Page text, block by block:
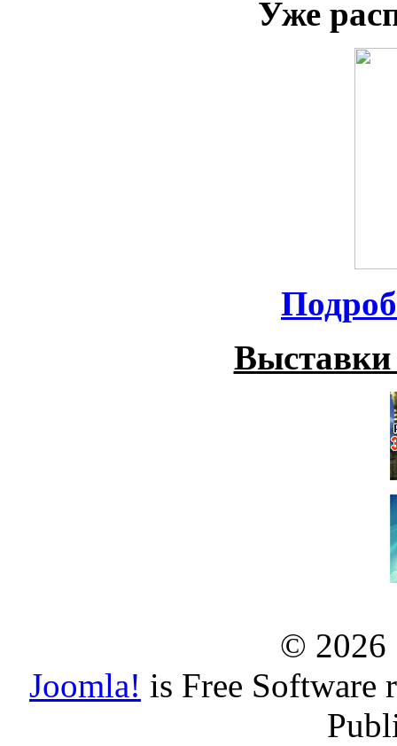
Уже
© 2026
Joomla! is Free Software